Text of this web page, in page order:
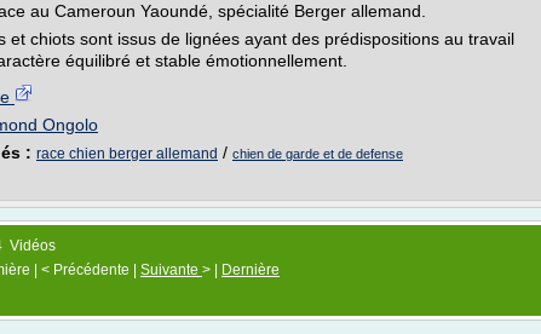
au Cameroun Yaoundé, spécialité Berger allemand.
et chiots sont issus de lignées ayant des prédispositions au travail
équilibré et stable émotionnellement.
Ongolo
: race chien berger allemand / chien de garde et de defense
Vidéos
| < Précédente | Suivante > |
Dernière